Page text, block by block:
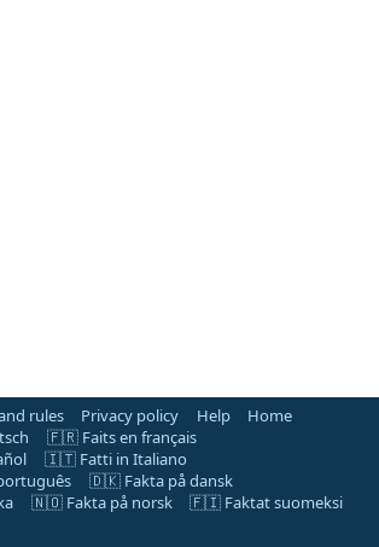
rules Privacy policy Help
Home
🇫🇷 Faits en français
🇮🇹 Fatti in Italiano
🇩🇰 Fakta på dansk
🇳🇴 Fakta på norsk
🇫🇮 Faktat suomeksi